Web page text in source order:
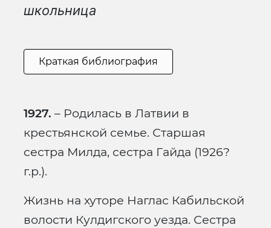
школьница
Краткая библиография
1927. – Родилась в Латвии в
крестьянской семье. Старшая
сестра Милда, сестра Гайда (1926?
г.р.).
Жизнь на хуторе Наглас Кабильской
волости Кулдигского уезда. Сестра